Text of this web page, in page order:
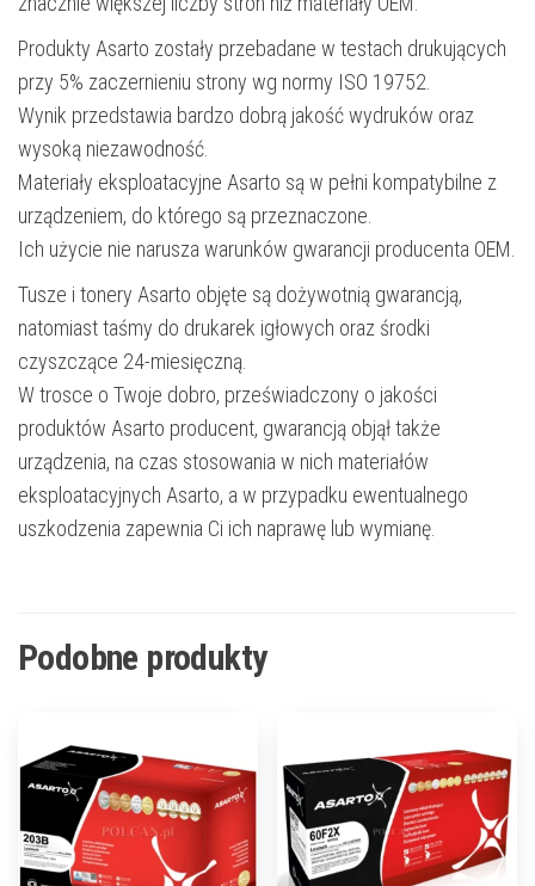
Produkty Asarto zostały przebadane w testach drukujących
przy 5% zaczernieniu strony wg normy ISO 19752.
Wynik przedstawia bardzo dobrą jakość wydruków oraz
wysoką niezawodność.
Materiały eksploatacyjne Asarto są w pełni kompatybilne z
urządzeniem, do którego są przeznaczone.
Ich użycie nie narusza warunków gwarancji producenta OEM.
Tusze i tonery Asarto objęte są dożywotnią gwarancją,
natomiast taśmy do drukarek igłowych oraz środki
czyszczące 24-miesięczną.
W trosce o Twoje dobro, przeświadczony o jakości
produktów Asarto producent, gwarancją objął także
urządzenia, na czas stosowania w nich materiałów
eksploatacyjnych Asarto, a w przypadku ewentualnego
uszkodzenia zapewnia Ci ich naprawę lub wymianę.
Podobne produkty